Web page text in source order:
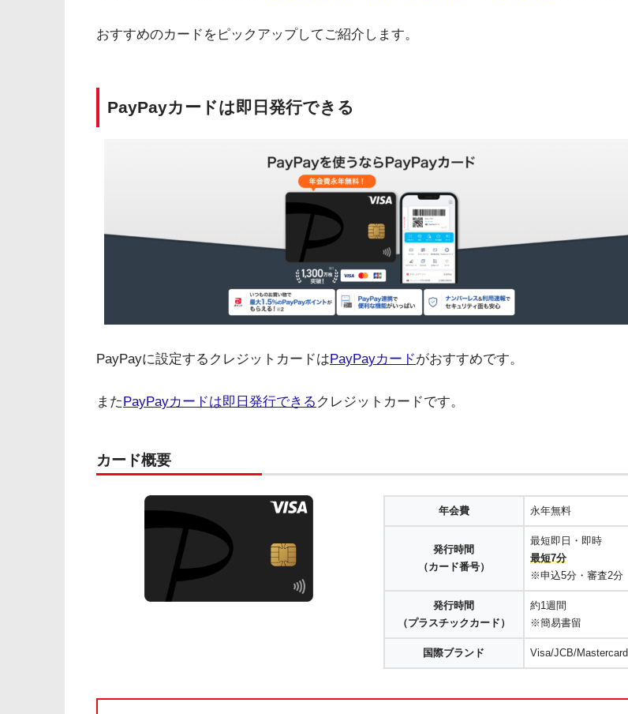
おすすめのカードをピックアップしてご紹介します。
PayPayカードは即日発行できる
PayPayに設定するクレジットカードはPayPayカードがおすすめです。
また PayPayカードは即日発行できる クレジットカードです。
カード概要
年会費 永年無料
発行時間
（カード番号）
最短即日・即時
最短7分
※申込5分・審査2分
発行時間
（プラスチックカード）
約1週間
※簡易書留
国際ブランド Visa/JCB/Mastercard